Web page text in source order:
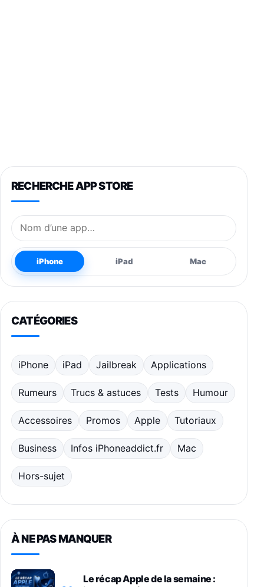
RECHERCHE APP STORE
Nom de l’application
iPhone iPad Mac
CATÉGORIES
iPhone iPad Jailbreak Applications
Rumeurs Trucs & astuces Tests Humour
Accessoires Promos Apple Tutoriaux
Business Infos iPhoneaddict.fr Mac
Hors-sujet
À NE PAS MANQUER
Le récap Apple de la semaine :